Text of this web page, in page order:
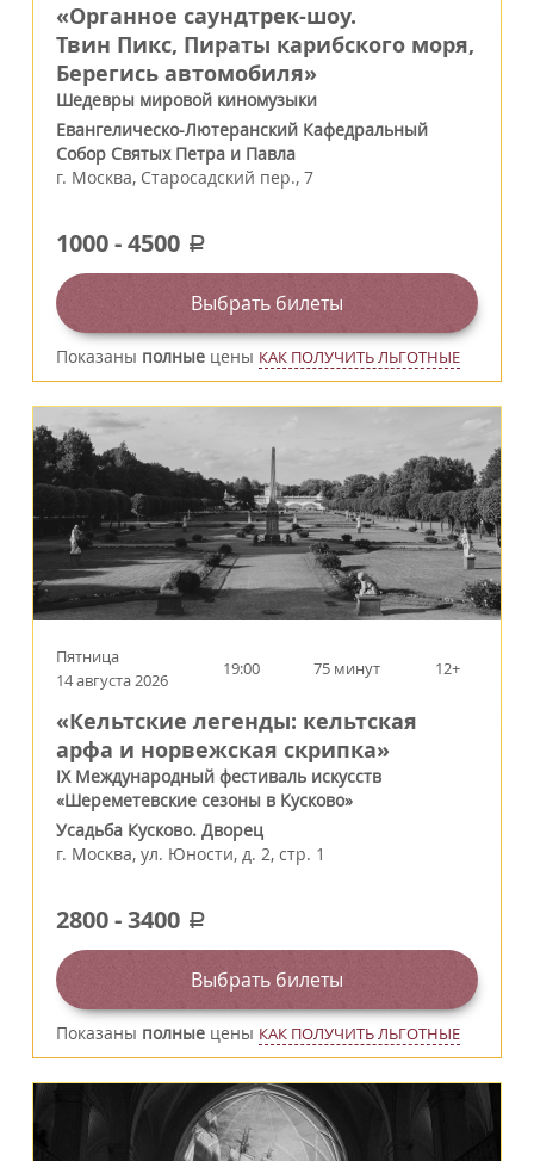
«Органное саундтрек-шоу.
Твин Пикс, Пираты карибского моря,
Берегись автомобиля»
Шедевры мировой киномузыки
Евангелическо-Лютеранский Кафедральный
Собор Святых Петра и Павла
г. Москва, Старосадский пер., 7
1000-4500 a
Выбрать билеты
Показаны полные цены КАК ПОЛУЧИТЬ ЛЬГОТНЫЕ
Пятница
14 августа 2026
19:00 75 минут 12+
«Кельтские легенды: кельтская
арфа и норвежская скрипка»
IX Международный фестиваль искусств
«Шереметевские сезоны в Кусково»
Усадьба Кусково. Дворец
г. Москва, ул. Юности, д. 2, стр. 1
2800-3400 a
Выбрать билеты
Показаны полные цены КАК ПОЛУЧИТЬ ЛЬГОТНЫЕ